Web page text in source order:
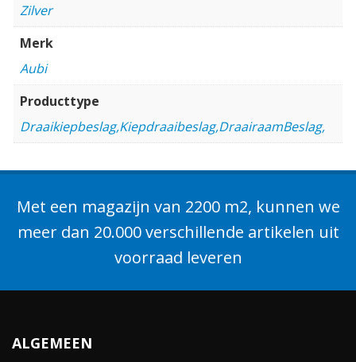
Zilver
Merk
Aubi
Producttype
Draaikiepbeslag,Kiepdraaibeslag,DraairaamBeslag,
Met een magazijn van 2200 m2, kunnen we
meer dan 20.000 verschillende artikelen uit
voorraad leveren
ALGEMEEN